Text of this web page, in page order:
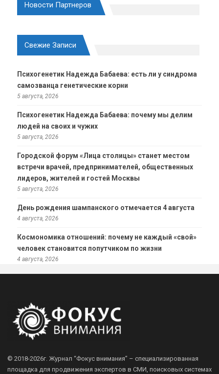
Новости Партнеров
Свежие Записи
Психогенетик Надежда Бабаева: есть ли у синдрома
самозванца генетические корни
5 августа, 2026
Психогенетик Надежда Бабаева: почему мы делим
людей на своих и чужих
5 августа, 2026
Городской форум «Лица столицы» станет местом
встречи врачей, предпринимателей, общественных
лидеров, жителей и гостей Москвы
5 августа, 2026
День рождения шампанского отмечается 4 августа
4 августа, 2026
Космономика отношений: почему не каждый «свой»
человек становится попутчиком по жизни
4 августа, 2026
© 2018-2026г. Журнал “Фокус внимания” – специализированная
площадка для продвижения экспертов в СМИ, поисковых системах